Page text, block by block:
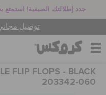
جدد إطلالتك الصيفية! استمتع بخصم 50% ثابت على
توصيل
للنساء
FLIP FLOPS - BLACK
203342-060